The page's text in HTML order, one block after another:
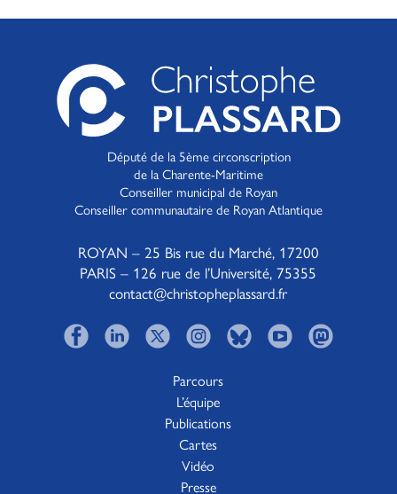
Député de la 5ème circonscription
de la Charente-Maritime
Conseiller municipal de Royan
Conseiller communautaire de Royan Atlantique
ROYAN – 25 Bis rue du Marché, 17200
PARIS – 126 rue de l’Université, 75355
contact@christopheplassard.fr
Parcours
L’équipe
Publications
Cartes
Vidéo
Presse